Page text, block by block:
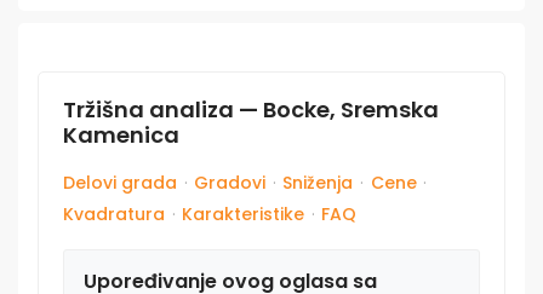
Tržišna analiza — Bocke, Sremska
Kamenica
Delovi grada · Gradovi · Sniženja · Cene ·
Kvadratura · Karakteristike · FAQ
Upoređivanje ovog oglasa sa